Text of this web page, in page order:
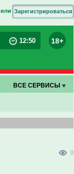
или Зарегистрироваться
12:50 18+
ВСЕ СЕРВИСЫ
0